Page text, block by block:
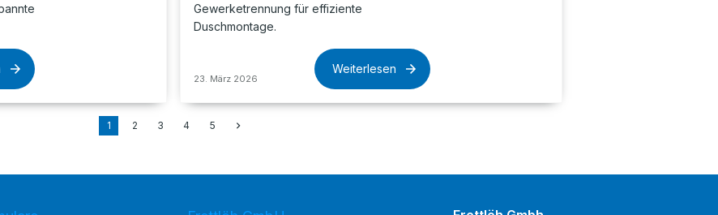
Gewerketrennung für effiziente
Duschmontage.
23. März 2026
Weiterlesen
1 2 3 4 5